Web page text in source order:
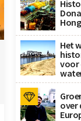
Het
voor
over